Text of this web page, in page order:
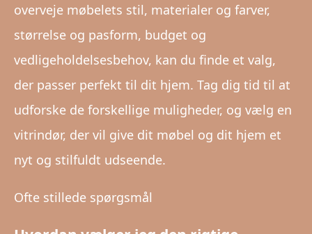
overveje møbelets stil, materialer og farver,
størrelse og pasform, budget og
vedligeholdelsesbehov, kan du finde et valg,
der passer perfekt til dit hjem. Tag dig tid til at
udforske de forskellige muligheder, og vælg en
vitrindør, der vil give dit møbel og dit hjem et
nyt og stilfuldt udseende.
Ofte stillede spørgsmål